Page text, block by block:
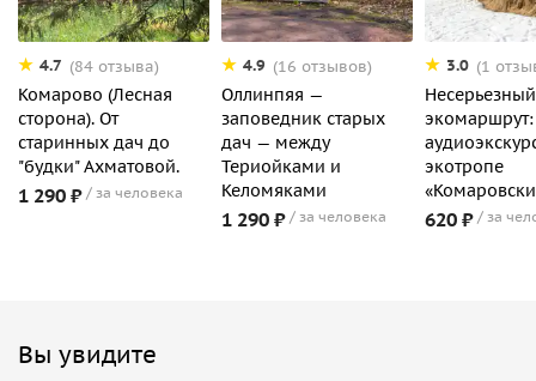
4.7 (84 отзыва)
Комарово (Лесная
сторона). От
старинных дач до
"будки" Ахматовой.
1 290 ₽ за человека
4.9 (16 отзывов)
Оллинпяя —
заповедник старых
дач — между
Териойками и
Келомяками
1 290 ₽ за человека
3.0 (1
Несерьезный
экомаршрут:
экотропе
620 ₽ за
Вы увидите